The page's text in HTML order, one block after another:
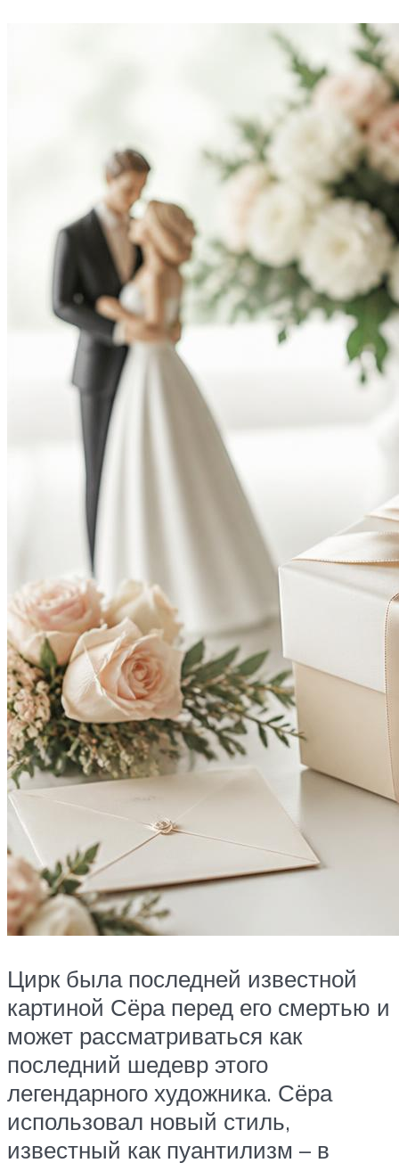
Цирк была последней известной
картиной Сёра перед его смертью и
может рассматриваться как
последний шедевр этого
легендарного художника. Сёра
использовал новый стиль,
известный как пуантилизм – в